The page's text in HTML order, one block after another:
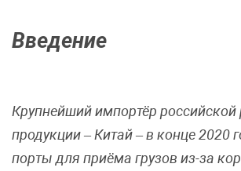
Введение
Крупнейший импортёр
продукции – Китай – в конце 2020
порты для приёма грузов из-за